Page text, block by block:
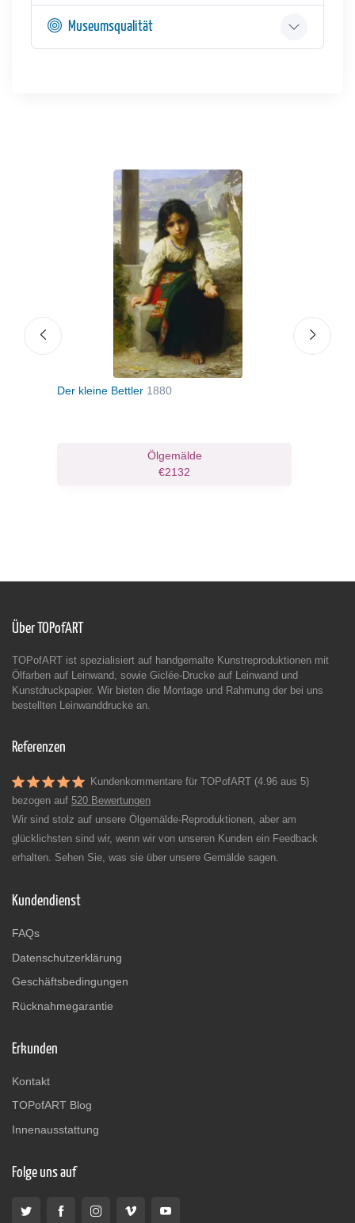
Museumsqualität
Der kleine Bettler 1880
Ölgemälde
€2132
Über TOPofART
TOPofART ist spezialisiert auf handgemalte Kunstreproduktionen mit
Ölfarben auf Leinwand, sowie Giclée-Drucke auf Leinwand und
Kunstdruckpapier. Wir bieten die Montage und Rahmung der bei uns
bestellten Leinwanddrucke an.
Referenzen
Kundenkommentare für TOPofART (4.96 aus 5)
bezogen auf 520 Bewertungen
Wir sind stolz auf unsere Ölgemälde-Reproduktionen, aber am
glücklichsten sind wir, wenn wir von unseren Kunden ein Feedback
erhalten. Sehen Sie, was sie über unsere Gemälde sagen.
Kundendienst
FAQs
Datenschutzerklärung
Geschäftsbedingungen
Rücknahmegarantie
Erkunden
Kontakt
TOPofART Blog
Innenausstattung
Folge uns auf